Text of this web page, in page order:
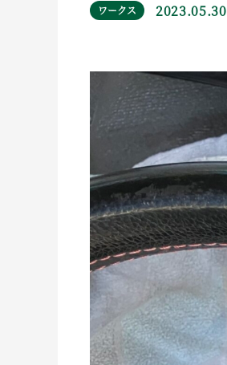
ワークス 2023.05.30